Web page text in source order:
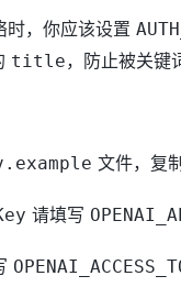
时，你应该设置
title，防止被关键
文件，复
请填写